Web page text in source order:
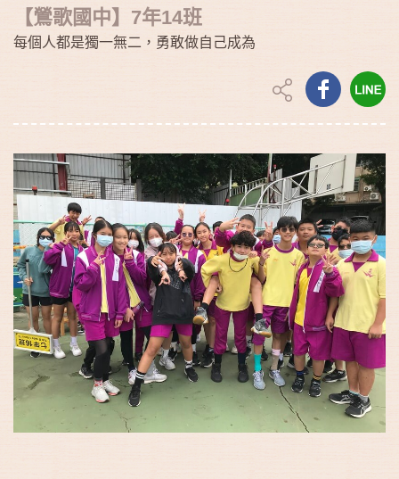
【鶯歌國中】7年14班
每個人都是獨一無二，勇敢做自己成為